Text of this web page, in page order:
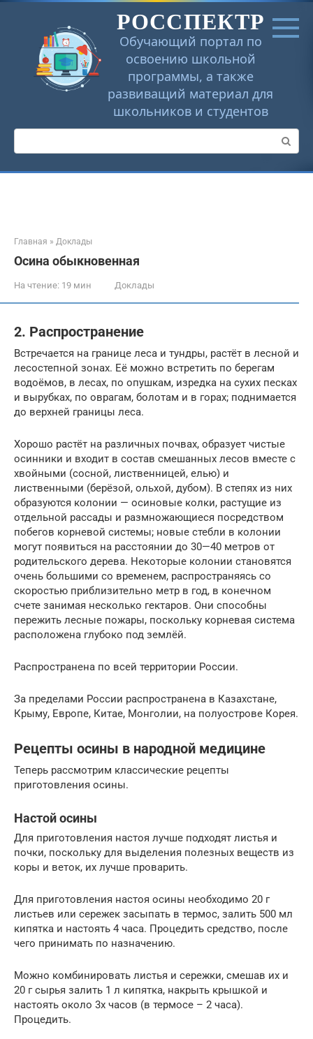
Перейти
РОССПЕКТР
Обучающий портал по
освоению школьной
программы, а также
развиващий материал для
школьников и студентов
Поиск:
Главная » Доклады
Осина обыкновенная
На чтение: 19 мин Доклады
2. Распространение
Встречается на границе леса и тундры, растёт в лесной и
лесостепной зонах. Её можно встретить по берегам
водоёмов, в лесах, по опушкам, изредка на сухих песках
и вырубках, по оврагам, болотам и в горах; поднимается
до верхней границы леса.
Хорошо растёт на различных почвах, образует чистые
осинники и входит в состав смешанных лесов вместе с
хвойными (сосной, лиственницей, елью) и
лиственными (берёзой, ольхой, дубом). В степях из них
образуются колонии — осиновые колки, растущие из
отдельной рассады и размножающиеся посредством
побегов корневой системы; новые стебли в колонии
могут появиться на расстоянии до 30—40 метров от
родительского дерева. Некоторые колонии становятся
очень большими со временем, распространяясь со
скоростью приблизительно метр в год, в конечном
счете занимая несколько гектаров. Они способны
пережить лесные пожары, поскольку корневая система
расположена глубоко под землёй.
Распространена по всей территории России.
За пределами России распространена в Казахстане,
Крыму, Европе, Китае, Монголии, на полуострове Корея.
Рецепты осины в народной медицине
Теперь рассмотрим классические рецепты
приготовления осины.
Настой осины
Для приготовления настоя лучше подходят листья и
почки, поскольку для выделения полезных веществ из
коры и веток, их лучше проварить.
Для приготовления настоя осины необходимо 20 г
листьев или сережек засыпать в термос, залить 500 мл
кипятка и настоять 4 часа. Процедить средство, после
чего принимать по назначению.
Можно комбинировать листья и сережки, смешав их и
20 г сырья залить 1 л кипятка, накрыть крышкой и
настоять около 3х часов (в термосе – 2 часа).
Процедить.